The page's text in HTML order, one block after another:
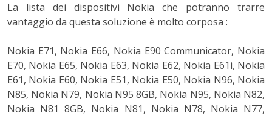
La lista dei dispositivi Nokia che potranno trarre
vantaggio da questa soluzione è molto corposa :
Nokia E71, Nokia E66, Nokia E90 Communicator, Nokia
E70, Nokia E65, Nokia E63, Nokia E62, Nokia E61i, Nokia
E61, Nokia E60, Nokia E51, Nokia E50, Nokia N96, Nokia
N85, Nokia N79, Nokia N95 8GB, Nokia N95, Nokia N82,
Nokia N81 8GB, Nokia N81, Nokia N78, Nokia N77,